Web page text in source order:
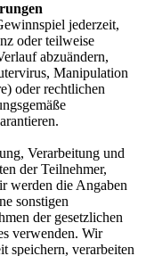
jederzeit,
oder teilweise
abzuändern,
Manipulation
oder rechtlichen
Verarbeitung und
der Teilnehmer,
werden die Angaben
sonstigen
der gesetzlichen
verwenden. Wir
speichern, verarbeiten